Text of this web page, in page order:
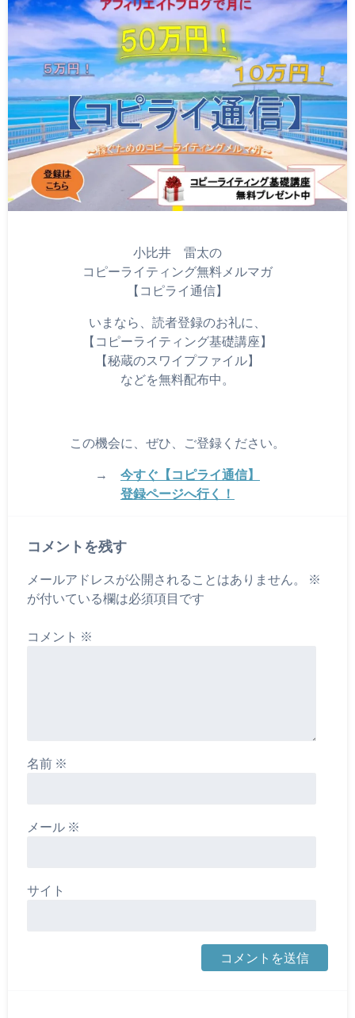
小比井 雷太の
コピーライティング無料メルマガ
【コピライ通信】
いまなら、読者登録のお礼に、
【コピーライティング基礎講座】
【秘蔵のスワイプファイル】
などを無料配布中。
この機会に、ぜひ、ご登録ください。
→ 今すぐ【コピライ通信】
登録ページへ行く！
コメントを残す
メールアドレスが公開されることはありません。
※
が付いている欄は必須項目です
コメント ※
名前 ※
メール ※
サイト